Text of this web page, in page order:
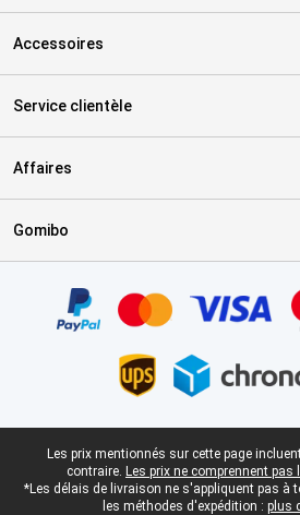
Accessoires
Service clientèle
Affaires
Gomibo
Pied-de-page légal
Les prix mentionnés sur cette page
contraire. Les prix ne comprennent pas
*Les délais de livraison ne s'appliquent pas à
les méthodes d'expédition : plus